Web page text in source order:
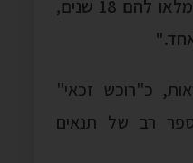
בנפרד, וילדיהם שטרם מלאו להם 18 שנים,
כ"רוכש זכאי"
רב של תנאים